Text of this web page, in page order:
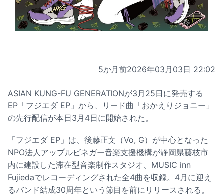
5か月前2026年03月03日 22:02
ASIAN KUNG-FU GENERATIONが3月25日に発売する
EP「フジエダ EP」から、リード曲「おかえりジョニー」
の先行配信が本日3月4日に開始された。
「フジエダ EP」は、後藤正文（Vo, G）が中心となった
NPO法人アップルビネガー音楽支援機構が静岡県藤枝市
内に建設した滞在型音楽制作スタジオ、MUSIC inn
Fujiedaでレコーディングされた全4曲を収録。4月に迎え
るバンド結成30周年という節目を前にリリースされる。